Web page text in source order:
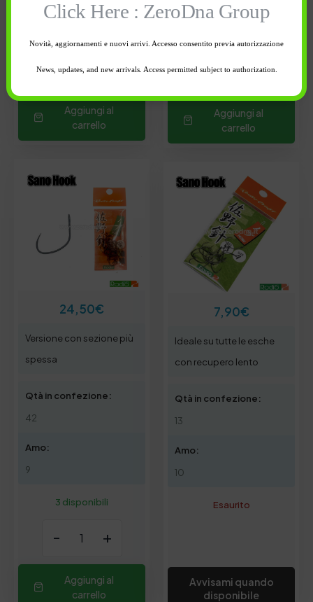
- +
Aggiungi al
carrello
- +
Aggiungi al
carrello
24,50€
Versione con sezione più
spessa
Qtà in confezione:
42
Amo:
9
3 disponibili
- +
Aggiungi al
carrello
7,90€
Ideale su tutte le esche
con recupero lento
Qtà in confezione:
13
Amo:
10
Esaurito
Avvisami quando
disponibile
Click Here : ZeroDna Group
Novità, aggiornamenti e nuovi arrivi. Accesso consentito previa autorizzazione
News, updates, and new arrivals. Access permitted subject to authorization.